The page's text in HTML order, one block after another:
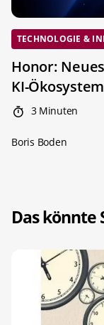
TECHNOLOGIE &
Honor:
KI-
3 Minuten
Boris Boden
Das könnte